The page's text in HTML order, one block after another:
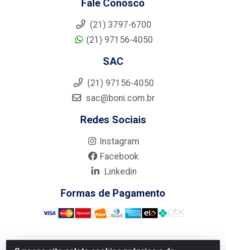
Fale Conosco
(21) 3797-6700
(21) 97156-4050
SAC
(21) 97156-4050
sac@boni.com.br
Redes Sociais
Instagram
Facebook
Linkedin
Formas de Pagamento